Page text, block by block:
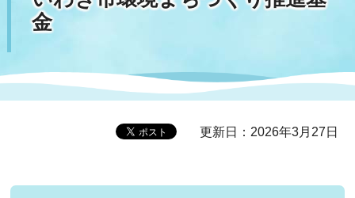
金
更新日：2026年3月27日